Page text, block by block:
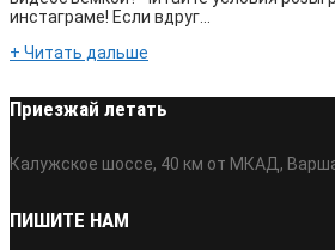
инстаграме! Если вдруг...
+ Читать дальше
Приезжай летать
Калужское шоссе, 40 км от МКАД,
ПИШИТЕ НАМ